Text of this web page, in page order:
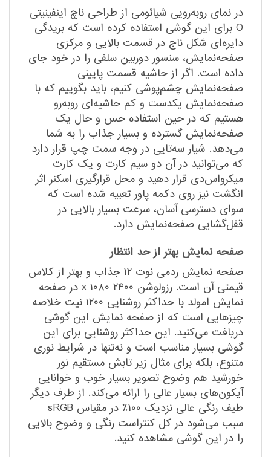
در نمای رو‌به‌رویی شیائومی از طراحی ناچ اینفینیتی
O برای این گوشی استفاده کرده است که بریدگی
دایره‌ای شکل ناج در قسمت بالایی و مرکزی
صفحه‌نمایش، سنسور دوربین سلفی را در خود جای
داده است. اگر از حاشیه قسمت پایینی
صفحه‌نمایش چشم‌پوشی کنیم، باید بگوییم که با
صفحه‌نمایش یکدست و کم حاشیه‌ای رو‌به‌رو
هستیم که در حین استفاده حس و حال یک
صفحه‌نمایش گسترده و بسیار جذاب را به شما
می‌دهد. شیار سه‌تایی در وجه سمت چپ قرار دارد
که می‌توانید در آن دو سیم کارت و یک کارت
میکرواس‌دی قرار دهید و محل قرارگیری اسکنر اثر
انگشت نیز روی دکمه پاور تعبیه شده است که
سوای دسترسی آسان، سرعت بسیار بالایی در
قفل‌گشایی صفحه‌نمایش دارد.
صفحه نمایش بهتر از حد انتظار
صفحه نمایش ردمی نوت ۱۲ جذاب و بهتر از کلاس
قیمتی آن است. رزولوشن ۲۴۰۰ x ۱۰۸۰ در صفحه
نمایش امولد با حداکثر روشنایی ۱۲۰۰ نیت خلاصه
چیزهایی است که از صفحه نمایش این گوشی
دریافت می‌کنید. این حداکثر روشنایی برای این
گوشی بسیار مناسب است و نه‌تنها در شرایط نوری
متنوع، بلکه برای مثال زیر تابش مستقیم نور
خورشید هم وضوح تصویر بسیار خوب و خوانایی
آیکون‌های بسیار عالی را ارائه می‌کند. از طرف دیگر
طیف رنگی عالی نزدیک ۱۰۰٪ در مقیاس sRGB
سبب می‌شود در کل کنتراست رنگی و وضوح بالایی
را در این گوشی مشاهده کنید.